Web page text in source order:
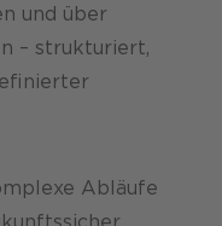
und über
– strukturiert,
Abläufe